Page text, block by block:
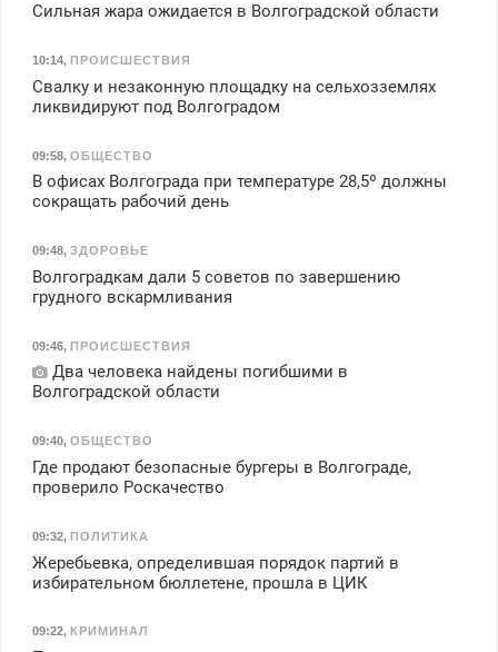
Сильная жара ожидается в Волгоградской области
10:14, ПРОИСШЕСТВИЯ
Свалку и незаконную площадку на сельхозземлях
ликвидируют под Волгоградом
09:58, ОБЩЕСТВО
В офисах Волгограда при температуре 28,5º должны
сокращать рабочий день
09:48, ЗДОРОВЬЕ
Волгоградкам дали 5 советов по завершению
грудного вскармливания
09:46, ПРОИСШЕСТВИЯ
Два человека найдены погибшими в
Волгоградской области
09:40, ОБЩЕСТВО
Где продают безопасные бургеры в Волгограде,
проверило Роскачество
09:32, ПОЛИТИКА
Жеребьевка, определившая порядок партий в
избирательном бюллетене, прошла в ЦИК
09:22, КРИМИНАЛ